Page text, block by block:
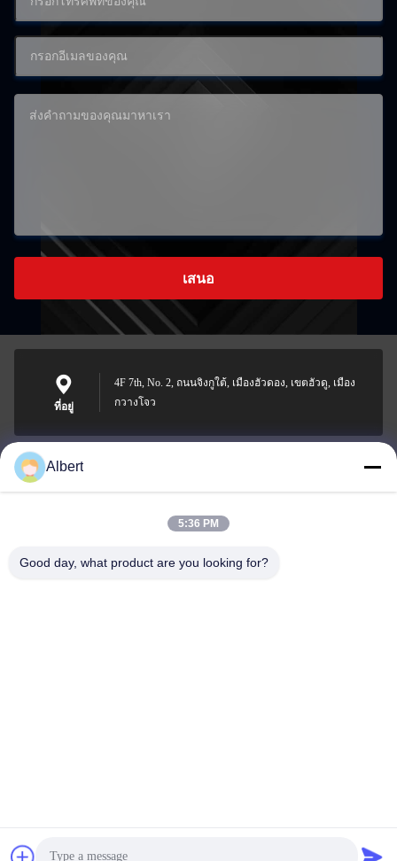
เสนอ
ที่อยู่
4F 7th, No. 2, ถนนจิงกูใต้, เมืองฮัวดอง, เขตฮัวดู, เมือง
กวางโจว
james@yimiautoparts.com
Albert
5:36 PM
Good day, what product are you looking for?